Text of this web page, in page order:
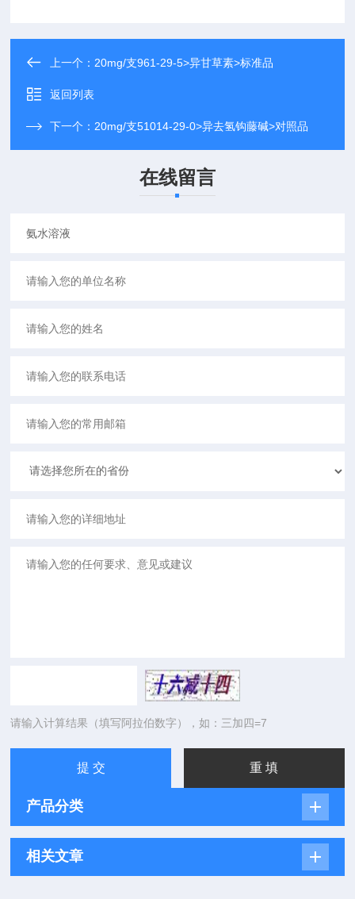
上一个： 20mg/支961-29-5>异甘草素>标准品
返回列表
下一个： 20mg/支51014-29-0>异去氢钩藤碱>对照品
在线留言
请输入计算结果（填写阿拉伯数字），如：三加四=7
产品分类
相关文章